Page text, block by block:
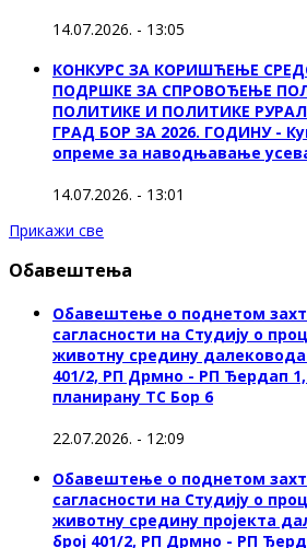
14.07.2026. - 13:05
КОНКУРС ЗА КОРИШЋЕЊЕ
ПОДРШКЕ ЗА СПРОВОЂЕЊЕ
ПОЛИТИКЕ И ПОЛИТИКЕ
ГРАД БОР ЗА 2026. ГОДИНУ -
опреме за наводњавање
14.07.2026. - 13:01
Прикажи све
Обавештења
Обавештење о поднетом
сагласности на Студију о
животну средину далековода
401/2, РП Дрмно - РП Ђердап
планирану ТС Бор 6
22.07.2026. - 12:09
Обавештење о поднетом
сагласности на Студију о
животну средину пројекта
број 401/2, РП Дрмно - РП